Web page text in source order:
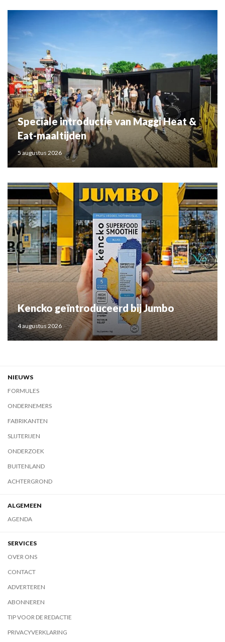
Speciale introductie van Maggi Heat &
Eat-maaltijden
5 augustus 2026
Kencko geïntroduceerd bij Jumbo
4 augustus 2026
NIEUWS
FORMULES
ONDERNEMERS
FABRIKANTEN
SLIJTERIJEN
ONDERZOEK
BUITENLAND
ACHTERGROND
ALGEMEEN
AGENDA
SERVICES
OVER ONS
CONTACT
ADVERTEREN
ABONNEREN
TIP VOOR DE REDACTIE
PRIVACYVERKLARING